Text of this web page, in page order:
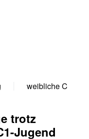
weibliche C
trotz
Jugend